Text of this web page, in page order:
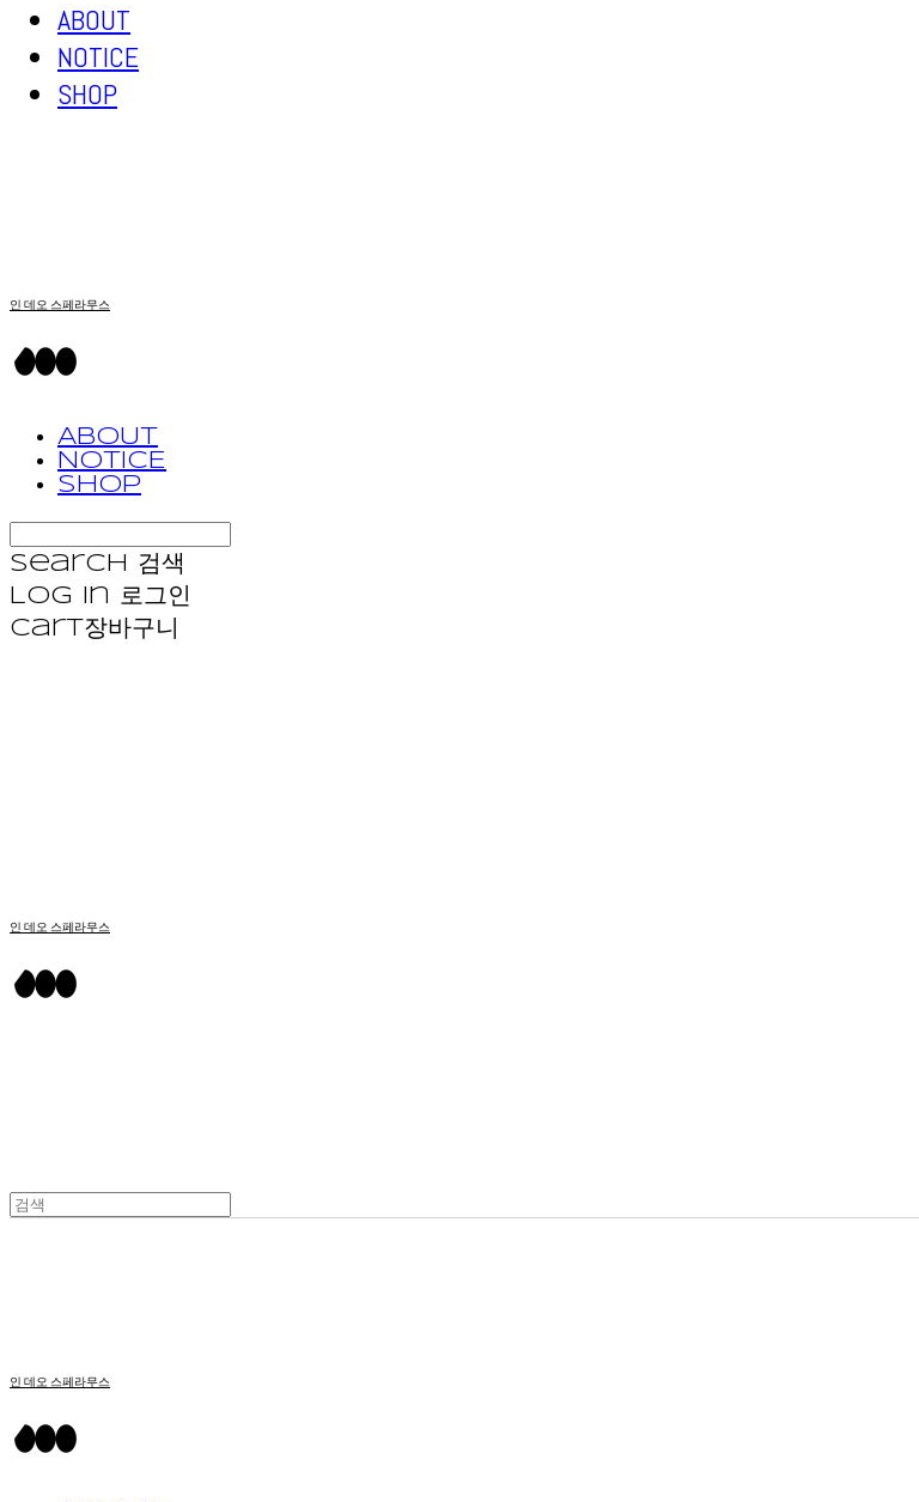
ABOUT
NOTICE
SHOP
인 데오 스페라무스
ABOUT
NOTICE
SHOP
Search
검색
Log In 로그인
Cart장바구니
인 데오 스페라무스
인 데오 스페라무스